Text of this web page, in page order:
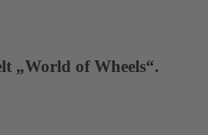
„World of Wheels“.